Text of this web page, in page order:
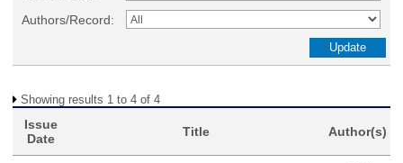
Authors/Record:
Showing results 1 to 4 of 4
Issue
Date
Title Author(s)